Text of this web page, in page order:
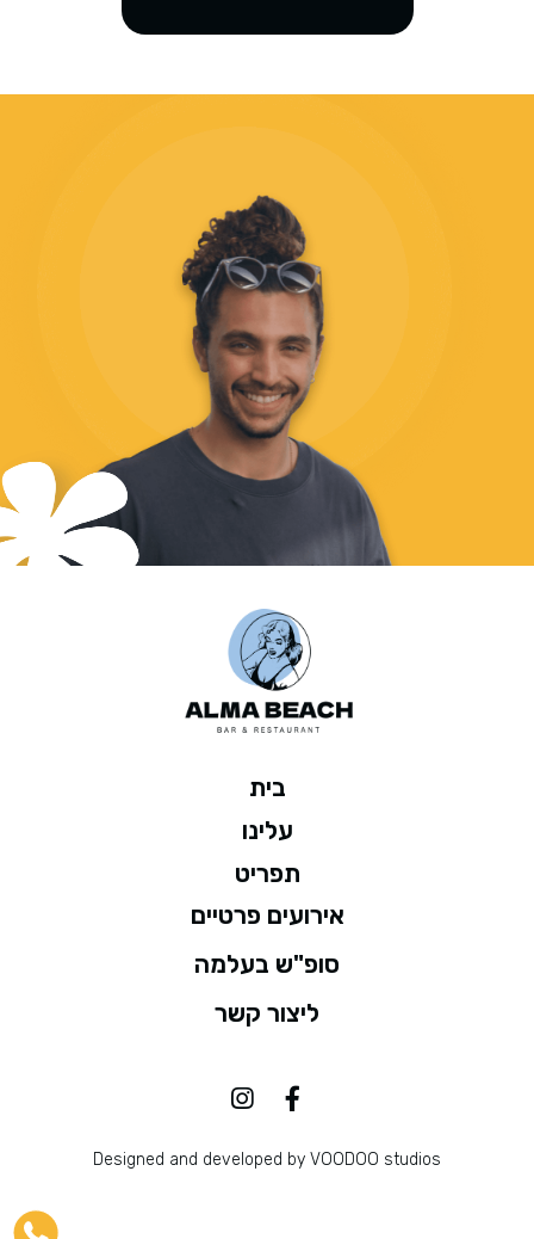
בית
עלינו
תפריט
אירועים פרטיים
סופ"ש בעלמה
ליצור קשר
Designed and developed by VOODOO studios